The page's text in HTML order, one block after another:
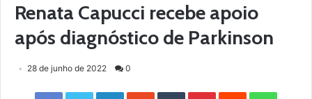
Renata Capucci recebe apoio
após diagnóstico de Parkinson
28 de junho de 2022 0
Facebook Twitter LinkedIn StumbleUpon Tumblr Pinterest Reddit